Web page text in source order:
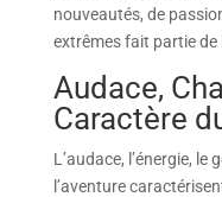
nouveautés, de
extrêmes fait partie de
Audace,
Caractère
L’audace, l’énergie,
l’aventure